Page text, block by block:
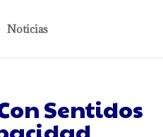
Noticias
Sentidos